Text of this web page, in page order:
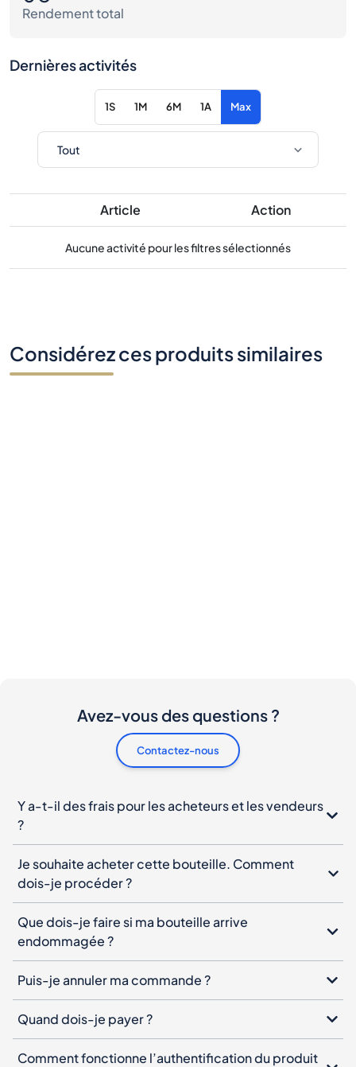
Rendement total
Dernières activités
1S 1M 6M 1A Max
Article Action
Aucune activité pour les filtres sélectionnés
Considérez ces produits similaires
Avez-vous des questions ?
Contactez-nous
Y a-t-il des frais pour les acheteurs et les vendeurs
?
Je souhaite acheter cette bouteille. Comment
dois-je procéder ?
Que dois-je faire si ma bouteille arrive
endommagée ?
Puis-je annuler ma commande ?
Quand dois-je payer ?
Comment fonctionne l’authentification du produit